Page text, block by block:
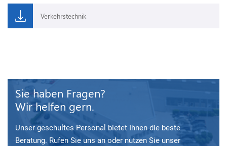
Verkehrstechnik
Sie haben Fragen?
Wir helfen gern.
Unser geschultes Personal bietet Ihnen die beste
Beratung. Rufen Sie uns an oder nutzen Sie unser